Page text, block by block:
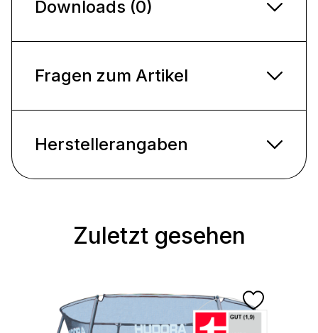
Downloads (0)
Fragen zum Artikel
Herstellerangaben
Produktgalerie überspringen
Zuletzt gesehen